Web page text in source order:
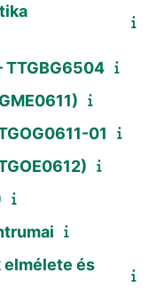
TTGBG6504
01
és